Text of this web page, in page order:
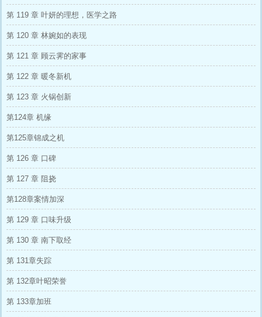
第 119 章 叶妍的理想，医学之路
第 120 章 林婉如的表现
第 121 章 顾云霁的家事
第 122 章 暖冬新机
第 123 章 火锅创新
第124章 机缘
第125章锦成之机
第 126 章 口碑
第 127 章 阻挠
第128章案情加深
第 129 章 口味升级
第 130 章 南下取经
第 131章失踪
第 132章叶昭荣誉
第 133章加班